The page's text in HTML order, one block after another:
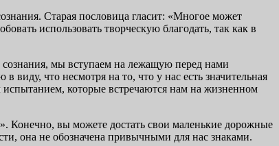
Старая пословица гласит: «Многое может
использовать творческую благодать, так как в
сознания, мы вступаем на лежащую перед нами
что несмотря на то, что у нас есть значительная
которые встречаются нам на жизненном
Конечно, вы можете достать свои маленькие дорожные
она не обозначена привычными для нас знаками.